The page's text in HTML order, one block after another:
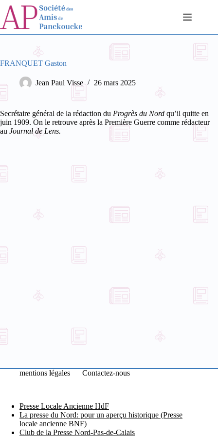
Passer
contenu
FRANQUET Gaston
Jean Paul Visse 26 mars 2025
Secrétaire général de la rédaction du Progrès du Nord qu’il quitte en
juin 1909. On le retrouve après la Première Guerre comme rédacteur
au Journal de Lens.
mentions légales Contactez-nous
Presse Locale Ancienne HdF
La presse du Nord: pour un aperçu historique (Presse
locale ancienne BNF)
Club de la Presse Nord-Pas-de-Calais